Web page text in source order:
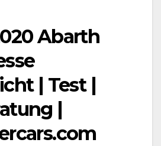
Abarth
| Test |
|